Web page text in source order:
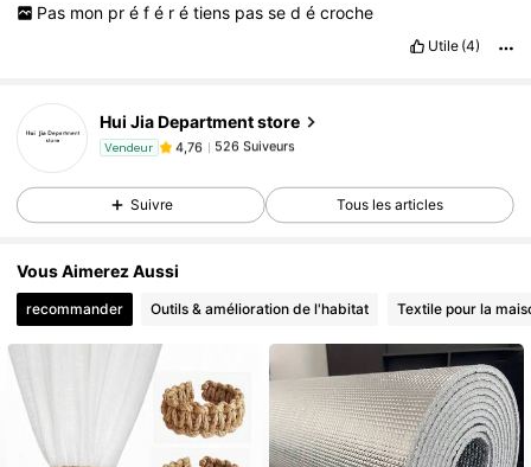
Pas mon pr é f é r é tiens pas se d é croche
Utile (4)
Hui Jia Department store
Vendeur
4,76
526 Suiveurs
a***gest en train de naviguer
Suivre Tous les articles
Vous Aimerez Aussi
recommander Outils & amélioration de l'habitat Textile pour la